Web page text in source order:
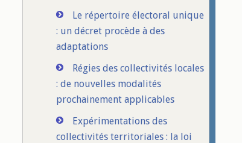
Le répertoire électoral unique
: un décret procède à des
adaptations
Régies des collectivités locales
: de nouvelles modalités
prochainement applicables
Expérimentations des
collectivités territoriales : la loi